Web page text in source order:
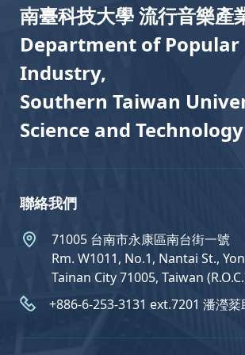
南臺科技大學 流行音樂產
Department of Popular
Industry,
Southern Taiwan
Science and Technology
聯絡我們
71005 台南市永康區南台街一號
Rm. W1011, No.1, Nantai St.,
Tainan City 71005, Taiwan
+886-6-253-3131 ext.7201 潘瀅棻